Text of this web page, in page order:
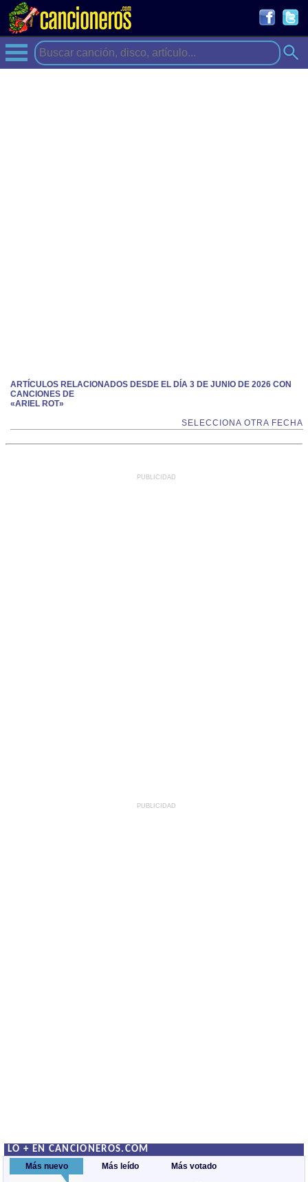
ARTÍCULOS RELACIONADOS DESDE EL DÍA 3 DE JUNIO DE 2026 CON
CANCIONES DE
«ARIEL ROT»
SELECCIONA OTRA FECHA
PUBLICIDAD
PUBLICIDAD
LO + EN CANCIONEROS.COM
Más nuevo Más leído Más votado